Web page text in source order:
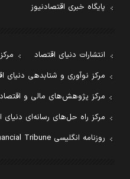
پایگاه خبری اقتصادنیوز
انتشارات دنیای اقتصاد
مرکز نوآوری و شتابدهی دنیای
مرکز پژوهش‌های مالی و
مرکز راه حل‌های رسانه‌ای دنیای
روزنامه انگلیسی Financial Tribune